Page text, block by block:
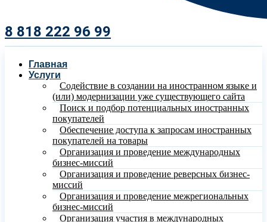
8 818 222 96 99​
Главная
Услуги
Содействие в создании на иностранном языке и
(или) модернизации уже существующего сайта
Поиск и подбор потенциальных иностранных
покупателей
Обеспечение доступа к запросам иностранных
покупателей на товары
Организация и проведение международных
бизнес-миссий
Организация и проведение реверсных бизнес-
миссий
Организация и проведение межрегиональных
бизнес-миссий
Организация участия в международных